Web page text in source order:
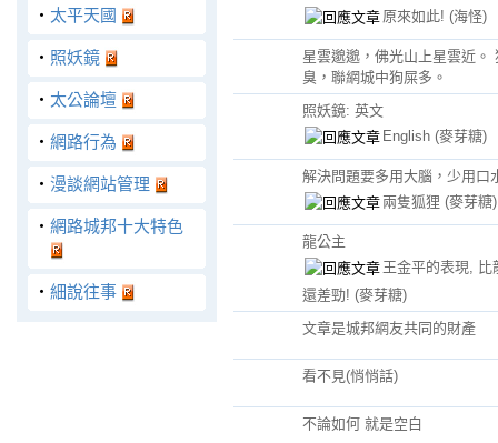
‧ 太平天國
‧ 照妖鏡
‧ 太公論壇
‧ 網路行為
‧ 漫談網站管理
‧ 網路城邦十大特色
‧ 細說往事
原來如此! (海怪)
星雲邈邈，佛光山上星雲近。
臭，聯網城中狗屎多。
照妖鏡: 英文
English (麥芽糖)
解決問題要多用大腦，少用口
兩隻狐狸 (麥芽糖)
龍公主
王金平的表現, 比
還差勁! (麥芽糖)
文章是城邦網友共同的財產
看不見(悄悄話)
不論如何 就是空白